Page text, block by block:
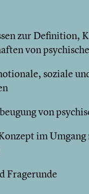
zur Definition,
von
soziale
von
im
Fragerunde